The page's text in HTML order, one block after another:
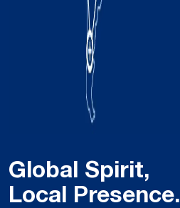
Global Spirit,
Local Presence.